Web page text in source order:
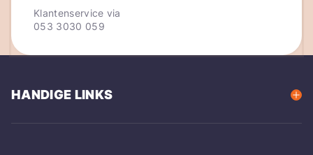
Klantenservice via
053 3030 059
HANDIGE LINKS